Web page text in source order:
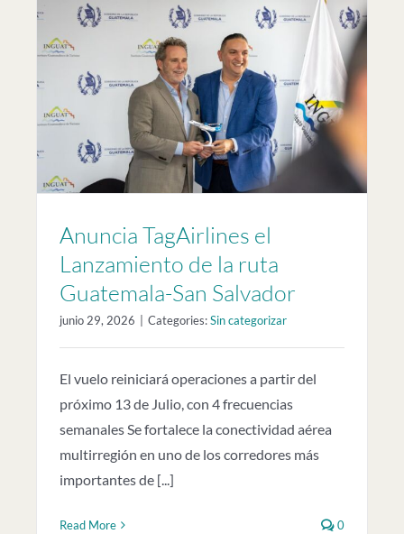
Anuncia TagAirlines el
Lanzamiento de la ruta
Guatemala-San Salvador
junio 29, 2026 Categories:Sin categorizar
El vuelo reiniciará operaciones a partir del
próximo 13 de Julio, con 4 frecuencias
semanales Se fortalece la conectividad aérea
multirregión en uno de los corredores más
importantes de [...]
Read More 0